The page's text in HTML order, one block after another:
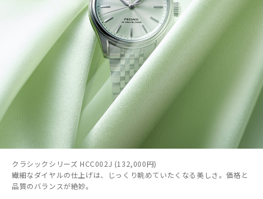
クラシックシリーズ HCC002J (132,000円)
繊細なダイヤルの仕上げは、じっくり眺めていたくなる美しさ。価格と
品質のバランスが絶妙。